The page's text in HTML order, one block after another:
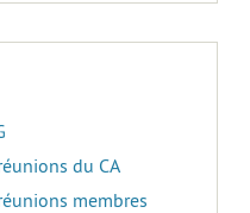
du CA
membres